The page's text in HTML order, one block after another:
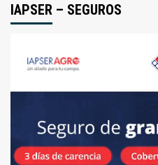
IAPSER – SEGUROS